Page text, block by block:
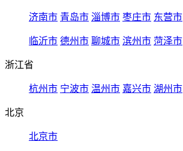
济南市 青岛市 淄博市 枣庄市 东营市
临沂市 德州市 聊城市 滨州市 菏泽市
浙江省
杭州市 宁波市 温州市 嘉兴市 湖州市
北京
北京市